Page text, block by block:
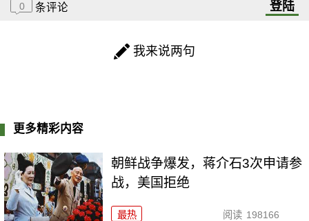
0 条评论 登陆
我来说两句
更多精彩内容
朝鲜战争爆发，蒋介石3次申请参
战，美国拒绝
最热 阅读 198166